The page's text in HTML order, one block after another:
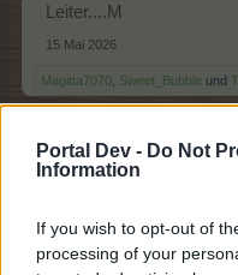
Portal Dev - Do Not
Information
If you wish to opt-out of
processing of your
Leiter....M
15 Mai 2026
Magitta7070 Sweet_Bubble und
Tammoo
Malerpinsel...N